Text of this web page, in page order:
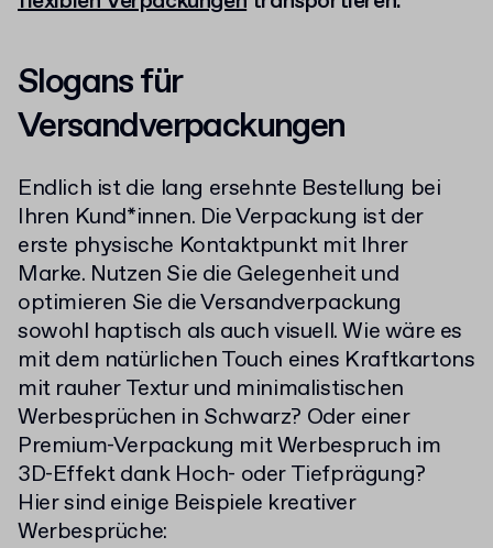
Slogans für
Versandverpackungen
Endlich ist die lang ersehnte Bestellung bei
Ihren Kund*innen. Die Verpackung ist der
erste physische Kontaktpunkt mit Ihrer
Marke. Nutzen Sie die Gelegenheit und
optimieren Sie die Versandverpackung
sowohl haptisch als auch visuell. Wie wäre es
mit dem natürlichen Touch eines Kraftkartons
mit rauher Textur und minimalistischen
Werbesprüchen in Schwarz? Oder einer
Premium-Verpackung mit Werbespruch im
3D-Effekt dank Hoch- oder Tiefprägung?
Hier sind einige Beispiele kreativer
Werbesprüche: